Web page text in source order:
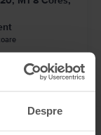
Despre